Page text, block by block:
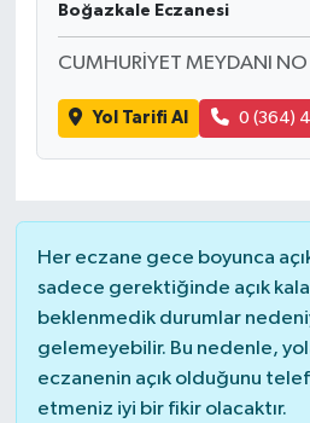
Boğazkale Eczanesi
CUMHURİYET MEYDANI
Yol Tarifi Al 0 (364)
Her eczane gece boyunca
sadece gerektiğinde açık
beklenmedik durumlar
gelemeyebilir. Bu nedenle,
eczanenin açık olduğunu
etmeniz iyi bir fikir olacaktır.